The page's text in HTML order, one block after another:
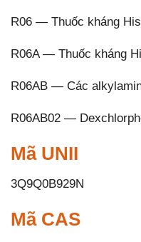
R06 — Thuốc kháng
R06A — Thuốc kháng
R06AB — Các
R06AB02 —
Mã UNII
3Q9Q0B929N
Mã CAS